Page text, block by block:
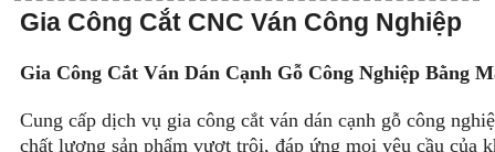
Gia Công Cắt CNC Ván Công Nghiệp
Gia Công Cắt Ván Dán Cạnh Gỗ Công Nghiệp Bằng
Cung cấp dịch vụ gia công cắt ván dán cạnh gỗ công
chất lượng sản phẩm vượt trội, đáp ứng mọi yêu cầu của